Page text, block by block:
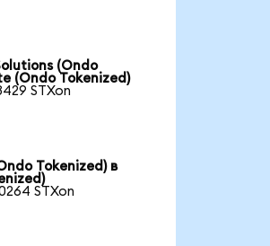
(Ondo
(Ondo Tokenized)
STXon
Tokenized) в
STXon